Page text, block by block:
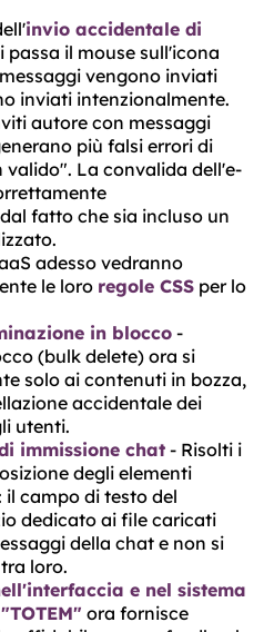
invio accidentale di
passa il mouse sull'icona
vengono inviati
inviati intenzionalmente.
autore con messaggi
più falsi errori di
valido". La convalida dell'e-
fatto che sia incluso un
adesso vedranno
le loro regole CSS per lo
in blocco -
(bulk delete) ora si
solo ai contenuti in bozza,
accidentale dei
utenti.
immissione chat - Risolti i
degli elementi
campo di testo del
dedicato ai file caricati
della chat e non si
loro.
e nel sistema
ora fornisce